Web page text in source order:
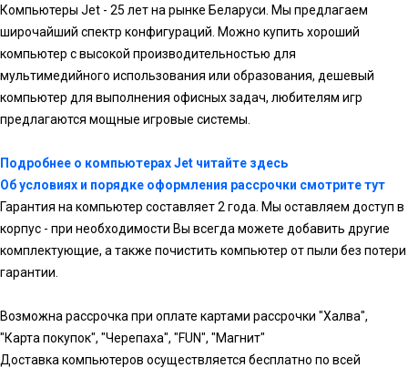
Компьютеры Jet - 25 лет на рынке Беларуси. Мы предлагаем
широчайший спектр конфигураций. Можно купить хороший
компьютер с высокой производительностью для
мультимедийного использования или образования, дешевый
компьютер для выполнения офисных задач, любителям игр
предлагаются мощные игровые системы.
Подробнее о компьютерах Jet читайте здесь
Об условиях и порядке оформления рассрочки смотрите тут
Гарантия на компьютер составляет 2 года. Мы оставляем доступ в
корпус - при необходимости Вы всегда можете добавить другие
комплектующие, а также почистить компьютер от пыли без потери
гарантии.
Возможна рассрочка при оплате картами рассрочки "Халва",
"Карта покупок", "Черепаха", "FUN", "Магнит"
Доставка компьютеров осуществляется бесплатно по всей